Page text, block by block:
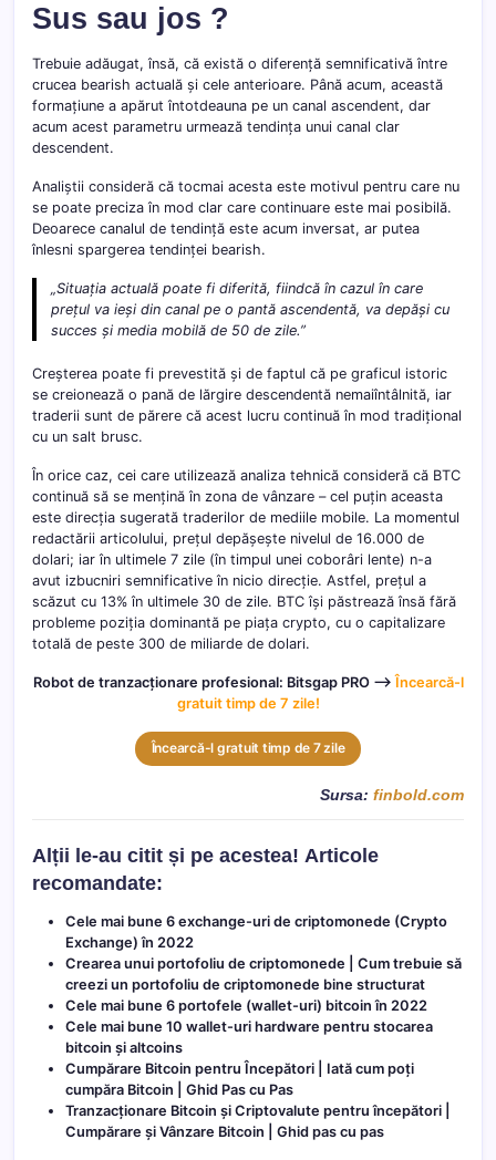
Sus sau jos ?
Trebuie adăugat, însă, că există o diferență semnificativă între
crucea bearish actuală și cele anterioare. Până acum, această
formațiune a apărut întotdeauna pe un canal ascendent, dar
acum acest parametru urmează tendința unui canal clar
descendent.
Analiștii consideră că tocmai acesta este motivul pentru care nu
se poate preciza în mod clar care continuare este mai posibilă.
Deoarece canalul de tendință este acum inversat, ar putea
înlesni spargerea tendinței bearish.
„Situația actuală poate fi diferită, fiindcă în cazul în care
prețul va ieși din canal pe o pantă ascendentă, va depăși cu
succes și media mobilă de 50 de zile.”
Creșterea poate fi prevestită și de faptul că pe graficul istoric
se creionează o pană de lărgire descendentă nemaiîntâlnită, iar
traderii sunt de părere că acest lucru continuă în mod tradițional
cu un salt brusc.
În orice caz, cei care utilizează analiza tehnică consideră că BTC
continuă să se mențină în zona de vânzare – cel puțin aceasta
este direcția sugerată traderilor de mediile mobile. La momentul
redactării articolului, prețul depășește nivelul de 16.000 de
dolari; iar în ultimele 7 zile (în timpul unei coborâri lente) n-a
avut izbucniri semnificative în nicio direcție. Astfel, prețul a
scăzut cu 13% în ultimele 30 de zile. BTC își păstrează însă fără
probleme poziția dominantă pe piața crypto, cu o capitalizare
totală de peste 300 de miliarde de dolari.
Robot de tranzacționare profesional: Bitsgap PRO –> Încearcă-l
gratuit timp de 7 zile!
Încearcă-l gratuit timp de 7 zile
Sursa: finbold.com
Alții le-au citit și pe acestea! Articole
recomandate:
Cele mai bune 6 exchange-uri de criptomonede (Crypto
Exchange) în 2022
Crearea unui portofoliu de criptomonede | Cum trebuie să
creezi un portofoliu de criptomonede bine structurat
Cele mai bune 6 portofele (wallet-uri) bitcoin în 2022
Cele mai bune 10 wallet-uri hardware pentru stocarea
bitcoin și altcoins
Cumpărare Bitcoin pentru Începători | Iată cum poți
cumpăra Bitcoin | Ghid Pas cu Pas
Tranzacționare Bitcoin și Criptovalute pentru începători |
Cumpărare și Vânzare Bitcoin | Ghid pas cu pas